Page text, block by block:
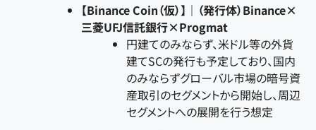
【Binance Coin（仮）】｜（発行体）Binance×
三菱UFJ信託銀行×Progmat
円建てのみならず、米ドル等の外貨
建てSCの発行も予定しており、国内
のみならずグローバル市場の暗号資
産取引のセグメントから開始し、周辺
セグメントへの展開を行う想定